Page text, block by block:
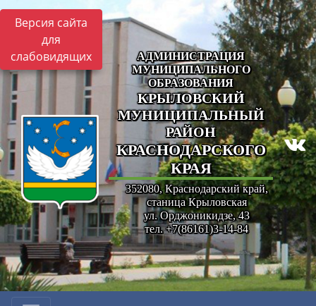
Версия сайта
для
слабовидящих
АДМИНИСТРАЦИЯ
МУНИЦИПАЛЬНОГО
ОБРАЗОВАНИЯ
КРЫЛОВСКИЙ
МУНИЦИПАЛЬНЫЙ
РАЙОН
КРАСНОДАРСКОГО
КРАЯ
352080, Краснодарский край,
станица Крыловская
ул. Орджоникидзе, 43
тел. +7(86161)3-14-84